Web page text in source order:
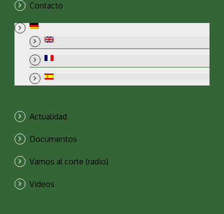
Contacto
Actualidad
Documentos
Vamos al corte (radio)
Videos